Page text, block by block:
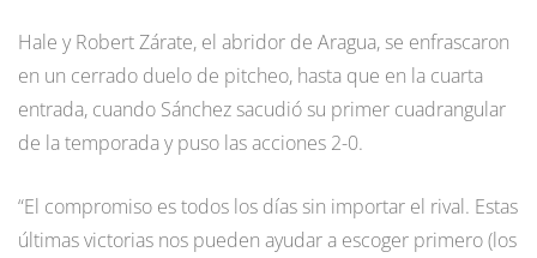
Hale y Robert Zárate, el abridor de Aragua, se enfrascaron
en un cerrado duelo de pitcheo, hasta que en la cuarta
entrada, cuando Sánchez sacudió su primer cuadrangular
de la temporada y puso las acciones 2-0.
“El compromiso es todos los días sin importar el rival. Estas
últimas victorias nos pueden ayudar a escoger primero (los